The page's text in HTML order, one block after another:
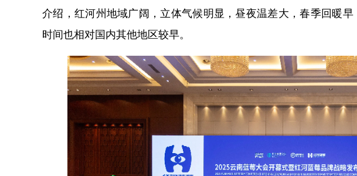
介绍，红河州地域广阔，立体气候明显，昼夜温差大，春季回暖
时间也相对国内其他地区较早。